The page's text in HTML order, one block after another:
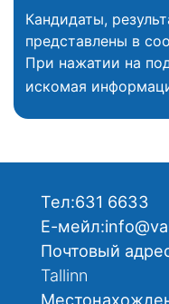
Кандидаты,
представлены в
При нажатии на
искомая
Тел:631 6633
Е-мейл:
Почтовый
Tallinn